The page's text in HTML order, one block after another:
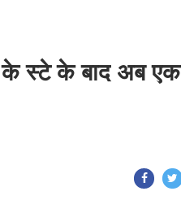
के स्टे के बाद अब एक